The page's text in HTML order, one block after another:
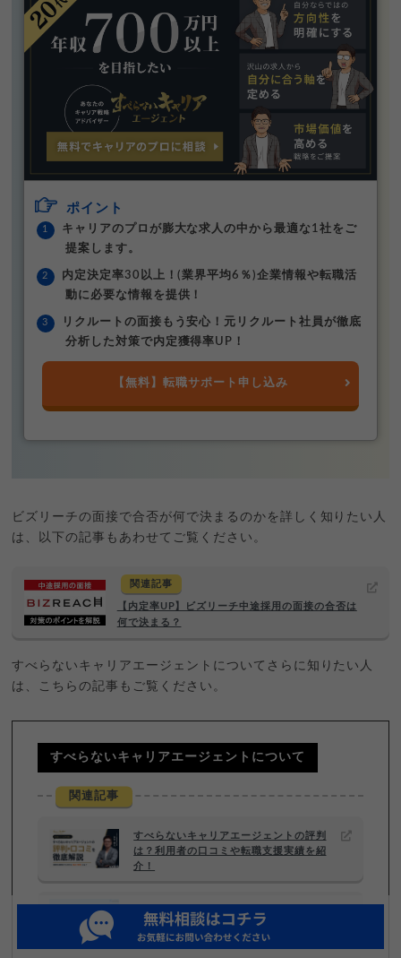
ポイント
キャリアのプロが膨大な求人の中から最適な1社をご
提案します。
内定決定率30以上！(業界平均6％)企業情報や転職活
動に必要な情報を提供！
リクルートの面接もう安心！元リクルート社員が徹底
分析した対策で内定獲得率UP！
【無料】転職サポート申し込み
ビズリーチの面接で合否が何で決まるのかを詳しく知りたい人
は、以下の記事もあわせてご覧ください。
関連記事
【内定率UP】ビズリーチ中途採用の面接の合否は
何で決まる？
すべらないキャリアエージェントについてさらに知りたい人
は、こちらの記事もご覧ください。
すべらないキャリアエージェントについて
関連記事
すべらないキャリアエージェントの評判
は？利用者の口コミや転職支援実績を紹
介！
すべらない転職・末永雄大とは？利用者満
足度91％の理由